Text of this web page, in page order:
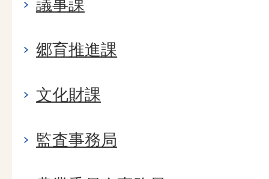
議事課
郷育推進課
文化財課
監査事務局